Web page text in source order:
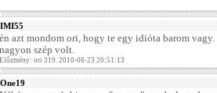
IMI55
én azt mondom ori, hogy te egy idióta barom
nagyon szép volt.
Előzmény: ori 319. 2010-08-23 20:51:13
One19